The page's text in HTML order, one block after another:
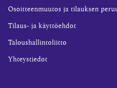
Osoitteenmuutos ja tilauksen
Tilaus- ja käyttöehdot
Taloushallintoliitto
Yhteystiedot